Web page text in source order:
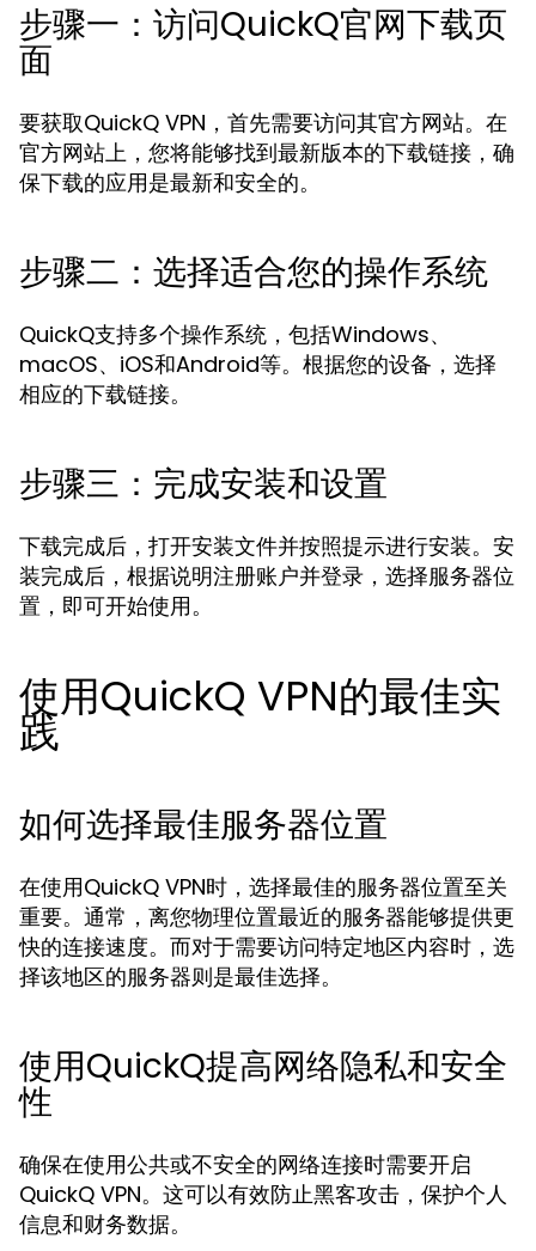
步骤一：访问QuickQ官网下载页
面
要获取QuickQ VPN，首先需要访问其官方网站。在
官方网站上，您将能够找到最新版本的下载链接，确
保下载的应用是最新和安全的。
步骤二：选择适合您的操作系统
QuickQ支持多个操作系统，包括Windows、
macOS、iOS和Android等。根据您的设备，选择
相应的下载链接。
步骤三：完成安装和设置
下载完成后，打开安装文件并按照提示进行安装。安
装完成后，根据说明注册账户并登录，选择服务器位
置，即可开始使用。
使用QuickQ VPN的最佳实
践
如何选择最佳服务器位置
在使用QuickQ VPN时，选择最佳的服务器位置至关
重要。通常，离您物理位置最近的服务器能够提供更
快的连接速度。而对于需要访问特定地区内容时，选
择该地区的服务器则是最佳选择。
使用QuickQ提高网络隐私和安全
性
确保在使用公共或不安全的网络连接时需要开启
QuickQ VPN。这可以有效防止黑客攻击，保护个人
信息和财务数据。